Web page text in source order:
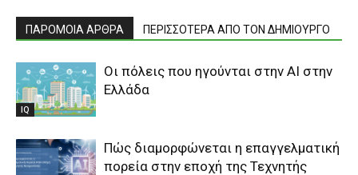
ΠΑΡΟΜΟΙΑ ΑΡΘΡΑ ΠΕΡΙΣΣΟΤΕΡΑ ΑΠΟ ΤΟΝ ΔΗΜΙΟΥΡΓΟ
IQ
Οι πόλεις που ηγούνται στην AI στην
Ελλάδα
Πώς διαμορφώνεται η επαγγελματική
πορεία στην εποχή της Τεχνητής